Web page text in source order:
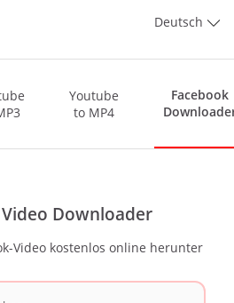
Deutsch
Youtube
to MP4
Facebook
Downloader
Video kostenlos online herunter